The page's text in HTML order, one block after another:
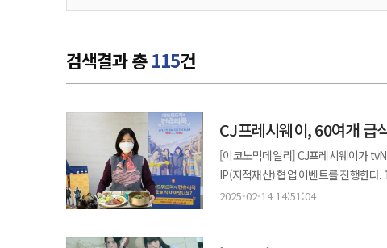
검색결과 총115건
CJ프레시웨이, 60여개 급
[이코노믹데일리] CJ프레시웨이가
IP(지적재산) 협업 이벤트를 진행한다. 14일 CJ프레시웨이에 따르면 이번 행사는 오는 21일까지 약 60개 사업장에서
진행된다. 약 3만7000명의 급식 이용객이 에드워드 리 셰프의 손맛이 깃든 특식 메뉴와 참여형 이벤트를 통해 색다른
2025-02-14 14:51:04